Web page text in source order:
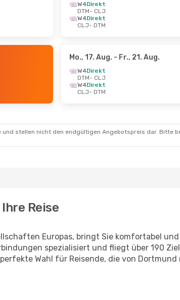
W4Direkt
DTM- CLJ
W4Direkt
CLJ- DTM
Mo., 17. Aug. - Fr., 21. Aug.
W4Direkt
DTM- CLJ
W4Direkt
CLJ- DTM
stellen nicht den endgültigen Angebotspreis dar. Bitte
Reise
Europas, bringt Sie komfortabel
spezialisiert und fliegt über 190
Wahl für Reisende, die von Dortmund